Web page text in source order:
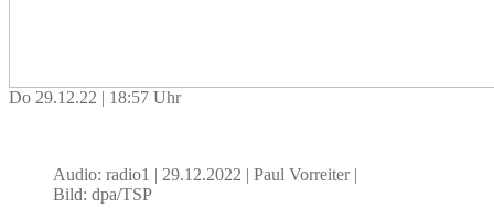
Do 29.12.22 | 18:57 Uhr
Audio: radio1 | 29.12.2022 | Paul Vorreiter|
Bild: dpa/TSP